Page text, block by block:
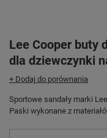
Lee Cooper buty
dla dziewczynki
+ Dodaj do porównania
Sportowe sandały marki
Paski wykonane z